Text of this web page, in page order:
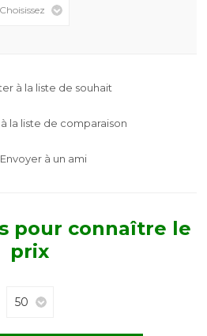
à la liste de souhait
la liste de comparaison
Envoyer à un ami
pour connaître le
prix